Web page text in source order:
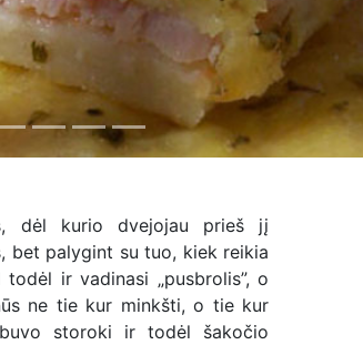
dėl kurio dvejojau prieš jį
bet palygint su tuo, kiek reikia
ir vadinasi „pusbrolis”, o
ne tie kur minkšti, o tie kur
storoki ir todėl šakočio